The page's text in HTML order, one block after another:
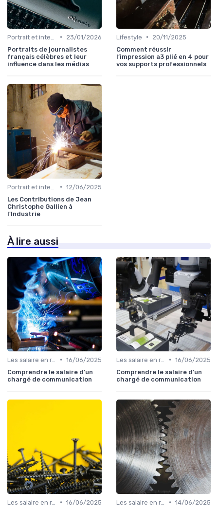
•
23/01/2026
Portraits de journalistes
français célèbres et leur
influence dans les médias
Lifestyle •
20/11/2025
Comment réussir
l’impression a3 plié en 4 pour
vos supports professionnels
• 12/06/2025
Les Contributions de Jean
Christophe Gallien à
l'Industrie
À lire aussi
• 16/06/2025
Comprendre le salaire d'un
chargé de communication
• 16/06/2025
Comprendre le salaire d'un
chargé de communication
• 16/06/2025
• 14/06/2025